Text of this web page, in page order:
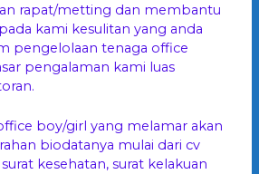
rapat/metting dan membantu
kami kesulitan yang anda
pengelolaan tenaga office
pengalaman kami luas
boy/girl yang melamar akan
biodatanya mulai dari cv
kesehatan, surat kelakuan